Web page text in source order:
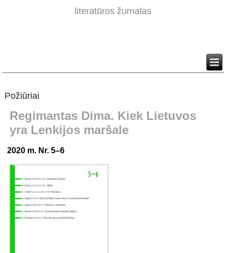
literatūros žurnalas
Požiūriai
Regimantas Dima. Kiek Lietuvos
yra Lenkijos maršale
2020 m. Nr. 5–6